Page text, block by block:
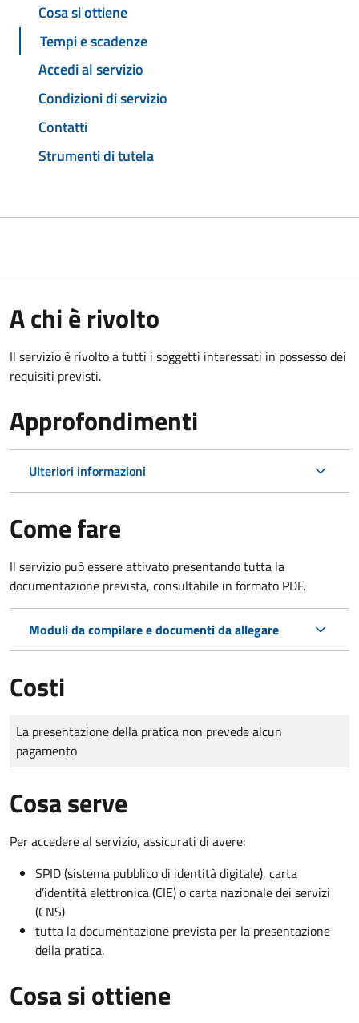
Cosa si ottiene
Tempi e scadenze
Accedi al servizio
Condizioni di servizio
Contatti
Strumenti di tutela
A chi è rivolto
Il servizio è rivolto a tutti i soggetti interessati in possesso dei
requisiti previsti.
Approfondimenti
Ulteriori informazioni
Come fare
Il servizio può essere attivato presentando tutta la
documentazione prevista, consultabile in formato PDF.
Moduli da compilare e documenti da allegare
Costi
Tipo di pagamento
Importo
La presentazione della pratica non prevede alcun
pagamento
Cosa serve
Per accedere al servizio, assicurati di avere:
SPID (sistema pubblico di identità digitale), carta
d’identità elettronica (CIE) o carta nazionale dei servizi
(CNS)
tutta la documentazione prevista per la presentazione
della pratica.
Cosa si ottiene